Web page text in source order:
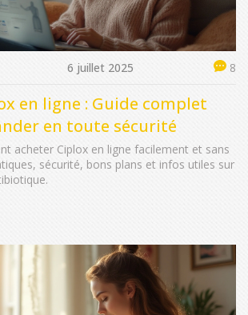
6 juillet 2025 8
en ligne : Guide complet
en toute sécurité
acheter Ciplox en ligne facilement et sans
sécurité, bons plans et infos utiles sur